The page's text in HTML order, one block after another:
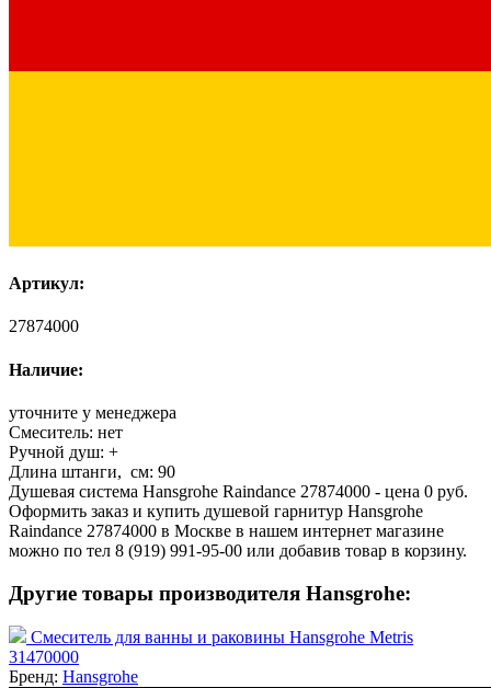
Артикул:
27874000
Наличие:
уточните у менеджера
Смеситель: нет
Ручной душ: +
Длина штанги, см: 90
Душевая система Hansgrohe Raindance 27874000 - цена 0 руб.
Оформить заказ и купить душевой гарнитур Hansgrohe
Raindance 27874000 в Москве в нашем интернет магазине
можно по тел 8 (919) 991-95-00 или добавив товар в корзину.
Другие товары производителя Hansgrohe:
Смеситель для ванны и раковины Hansgrohe Metris
31470000
Бренд: Hansgrohe